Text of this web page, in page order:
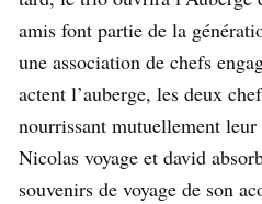
amis font partie de la
une association de chefs
actent l’auberge, les deux
nourrissant mutuellement
Nicolas voyage et david
souvenirs de voyage de son